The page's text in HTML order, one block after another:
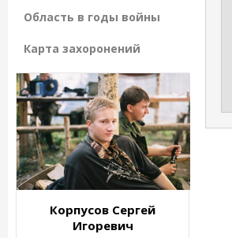
Область в годы войны
Карта захоронений
Корпусов Сергей
Игоревич